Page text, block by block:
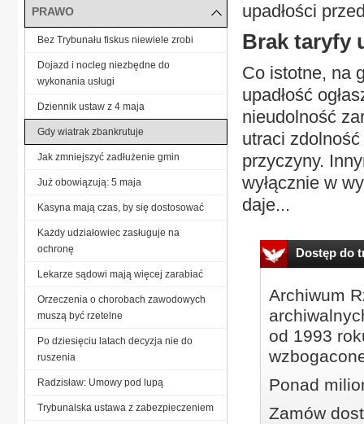
upadłości
Brak taryfy
Co istotne, na
upadłość
nieudolność
utraci
przyczyny.
wyłącznie w
daje...
Dostęp do
Archiwum
od 1993
Ponad
Zamów
PRAWO
Bez Trybunału fiskus niewiele zrobi
Dojazd i nocleg niezbędne do
wykonania usługi
Dziennik ustaw z 4 maja
Gdy wiatrak zbankrutuje
Jak zmniejszyć zadłużenie gmin
Już obowiązują: 5 maja
Kasyna mają czas, by się dostosować
Każdy udziałowiec zasługuje na
ochronę
Lekarze sądowi mają więcej zarabiać
Orzeczenia o chorobach zawodowych
muszą być rzetelne
Po dziesięciu latach decyzja nie do
ruszenia
Radzisław: Umowy pod lupą
Trybunalska ustawa z zabezpieczeniem